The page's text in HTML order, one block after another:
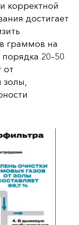
корректной
достигает
граммов на
20–50
от
золы,